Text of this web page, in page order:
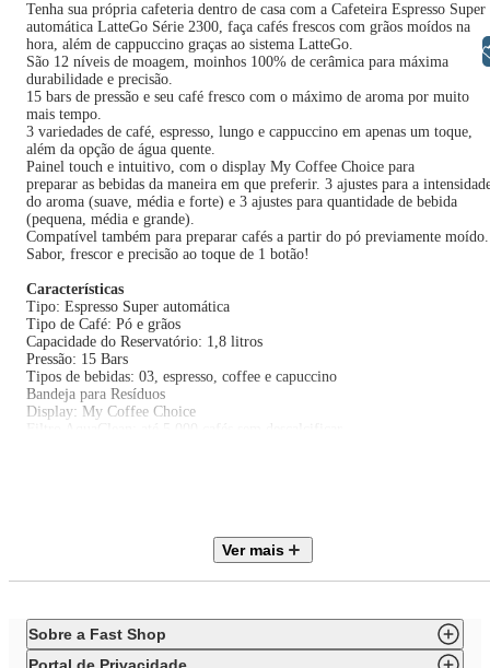
Tenha sua própria cafeteria dentro de casa com a Cafeteira Espresso Super
automática LatteGo Série 2300, faça cafés frescos com grãos moídos na
hora, além de cappuccino graças ao sistema LatteGo.
São 12 níveis de moagem, moinhos 100% de cerâmica para máxima
durabilidade e precisão.
15 bars de pressão e seu café fresco com o máximo de aroma por muito
mais tempo.
3 variedades de café, espresso, lungo e cappuccino em apenas um toque,
além da opção de água quente.
Painel touch e intuitivo, com o display My Coffee Choice para
preparar as bebidas da maneira em que preferir. 3 ajustes para a
do aroma (suave, média e forte) e 3 ajustes para quantidade de bebida
(pequena, média e grande).
Compatível também para preparar cafés a partir do pó previamente moído.
Sabor, frescor e precisão ao toque de 1 botão!
Características
Tipo: Espresso Super automática
Tipo de Café: Pó e grãos
Capacidade do Reservatório: 1,8 litros
Pressão: 15 Bars
Tipos de bebidas: 03, espresso, coffee e capuccino
Bandeja para Resíduos
Display: My Coffee Choice
Filtro AquaClean: até 5.000 cafés sem descalcificar
Voltagem: 110V / 220V (não é bivolt)
Garantia: 24 meses
Dimensões e Peso
Ver mais
Sobre a Fast Shop